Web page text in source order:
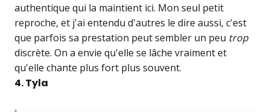
authentique qui la maintient ici. Mon seul petit
reproche, et j'ai entendu d'autres le dire aussi, c'est
que parfois sa prestation peut sembler un peu trop
discrète. On a envie qu'elle se lâche vraiment et
qu'elle chante plus fort plus souvent.
4. Tyla